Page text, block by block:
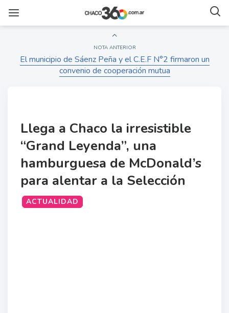
NOTA ANTERIOR
El municipio de Sáenz Peña y el C.E.F N°2 firmaron un
convenio de cooperación mutua
Llega a Chaco la irresistible
“Grand Leyenda”, una
hamburguesa de McDonald’s
para alentar a la Selección
ACTUALIDAD